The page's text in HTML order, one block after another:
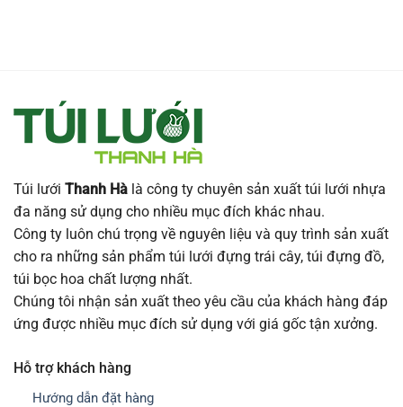
Túi lưới Thanh Hà là công ty chuyên sản xuất túi lưới nhựa
đa năng sử dụng cho nhiều mục đích khác nhau.
Công ty luôn chú trọng về nguyên liệu và quy trình sản xuất
cho ra những sản phẩm túi lưới đựng trái cây, túi đựng đồ,
túi bọc hoa chất lượng nhất.
Chúng tôi nhận sản xuất theo yêu cầu của khách hàng đáp
ứng được nhiều mục đích sử dụng với giá gốc tận xưởng.
Hỗ trợ khách hàng
Hướng dẫn đặt hàng